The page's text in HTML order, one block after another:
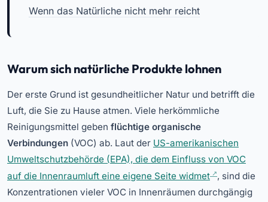
Wenn das Natürliche nicht mehr reicht
Warum sich natürliche Produkte lohnen
Der erste Grund ist gesundheitlicher Natur und betrifft die
Luft, die Sie zu Hause atmen. Viele herkömmliche
Reinigungsmittel geben flüchtige organische
Verbindungen (VOC) ab. Laut der US-amerikanischen
Umweltschutzbehörde (EPA), die dem Einfluss von VOC
auf die Innenraumluft eine eigene Seite widmet
, sind die
Konzentrationen vieler VOC in Innenräumen durchgängig